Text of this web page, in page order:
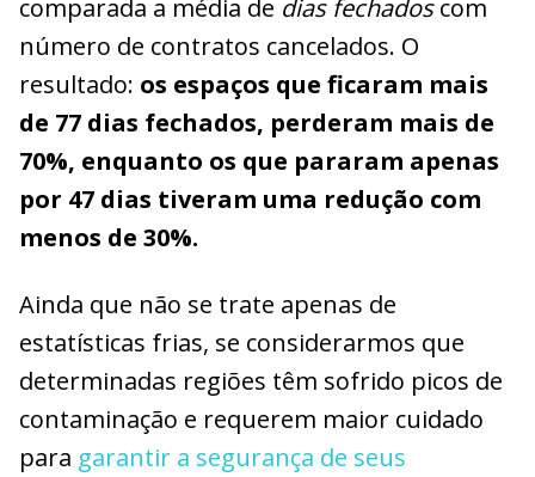
comparada a média de dias fechadoscom
número de contratos cancelados. O
resultado: os espaços que ficaram mais
de 77 dias fechados, perderam mais de
70%, enquanto os que pararam apenas
por 47 dias tiveram uma redução com
menos de 30%.
Ainda que não se trate apenas de
estatísticas frias, se considerarmos que
determinadas regiões têm sofrido picos de
contaminação e requerem maior cuidado
para garantir a segurança de seus